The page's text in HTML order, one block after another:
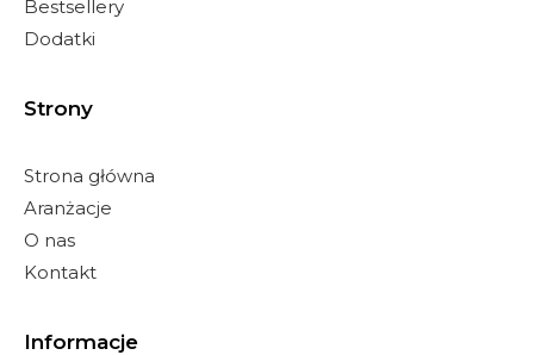
Bestsellery
Dodatki
Strony
Strona główna
Aranżacje
O nas
Kontakt
Informacje